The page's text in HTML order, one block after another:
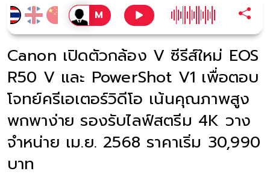
Canon เปิดตัวกล้อง V ซีรีส์ใหม่ EOS
R50 V และ PowerShot V1 เพื่อตอบ
โจทย์ครีเอเตอร์วิดีโอ เน้นคุณภาพสูง
พกพาง่าย รองรับไลฟ์สตรีม 4K วาง
จำหน่าย เม.ย. 2568 ราคาเริ่ม 30,990
บาท